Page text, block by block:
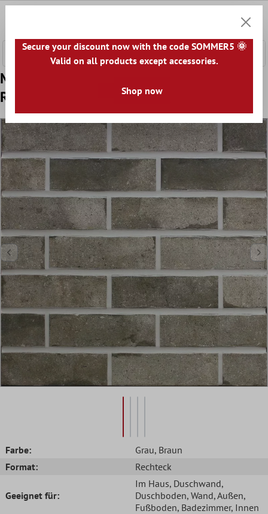
Muster Bodenfliesen Leverkusen 7,1x24cm
Riemchen Dirt
Farbe: Grau, Braun
Format:
Rechteck
Geeignet für:
Im Haus, Duschwand,
Duschboden, Wand, Außen,
Fußboden, Badezimmer, Innen
Secure your discount now with the code SOMMER5 🌞
Valid on all products except accessories.
Shop now